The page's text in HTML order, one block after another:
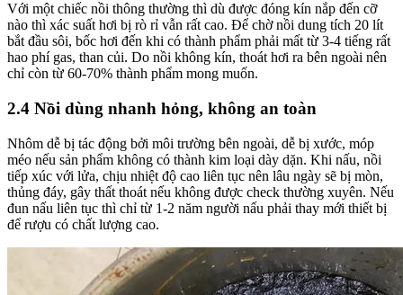
Với một chiếc nồi thông thường thì dù được đóng kín nắp đến cỡ
nào thì xác suất hơi bị rò rỉ vẫn rất cao. Để chờ nồi dung tích 20 lít
bắt đầu sôi, bốc hơi đến khi có thành phẩm phải mất từ 3-4 tiếng rất
hao phí gas, than củi. Do nồi không kín, thoát hơi ra bên ngoài nên
chỉ còn từ 60-70% thành phẩm mong muốn.
2.4 Nồi dùng nhanh hỏng, không an toàn
Nhôm dễ bị tác động bởi môi trường bên ngoài, dễ bị xước, móp
méo nếu sản phẩm không có thành kim loại dày dặn. Khi nấu, nồi
tiếp xúc với lửa, chịu nhiệt độ cao liên tục nên lâu ngày sẽ bị mòn,
thủng đáy, gây thất thoát nếu không được check thường xuyên. Nếu
đun nấu liên tục thì chỉ từ 1-2 năm người nấu phải thay mới thiết bị
để rượu có chất lượng cao.